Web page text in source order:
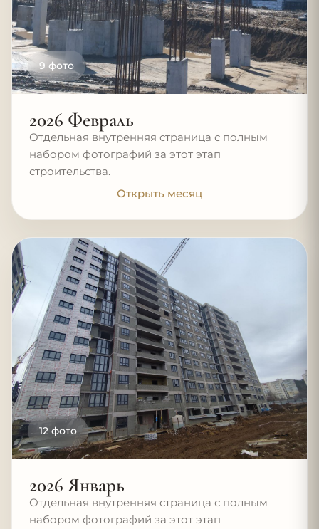
9 фото
2026 Февраль
Отдельная внутренняя страница с полным
набором фотографий за этот этап
строительства.
Открыть месяц
12 фото
2026 Январь
Отдельная внутренняя страница с полным
набором фотографий за этот этап